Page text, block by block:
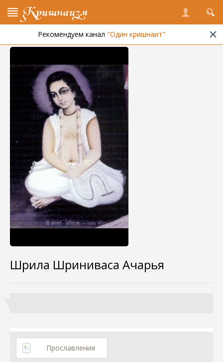
Кришнаизм
Рекомендуем канал "Один кришнаит"
Библиотека/Авторы
Шрила Шриниваса Ачарья
Прославления